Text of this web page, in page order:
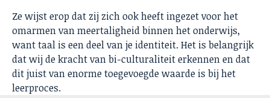
Ze wijst erop dat zij zich ook heeft ingezet voor het
omarmen van meertaligheid binnen het onderwijs,
want taal is een deel van je identiteit. Het is belangrijk
dat wij de kracht van bi-culturaliteit erkennen en dat
dit juist van enorme toegevoegde waarde is bij het
leerproces.